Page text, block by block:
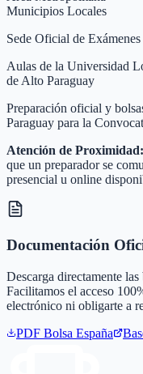
Municipios Locales
Sede Oficial de Exámenes
Aulas de la Universidad
de Alto Paraguay
Preparación oficial y
Paraguay para la
Atención de Proximidad:
que un preparador se
presencial u online
Documentación
Descarga directamente
Facilitamos el acceso
electrónico ni obligarte a
PDF Bolsa España